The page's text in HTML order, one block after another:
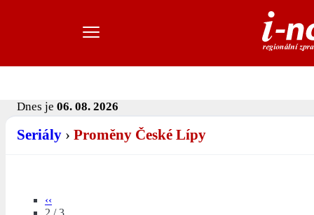
Dnes je 06. 08. 2026
Seriály › Proměny České Lípy
‹‹